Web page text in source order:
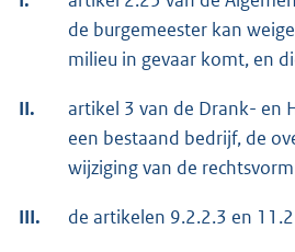
de burgemeester kan
milieu in gevaar komt, en
II.
artikel 3 van de Drank- en
een bestaand bedrijf, de
wijziging van de
III. de artikelen 9.2.2.3 en